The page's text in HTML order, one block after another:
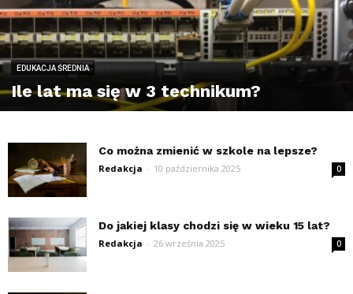
EDUKACJA ŚREDNIA
Ile lat ma się w 3 technikum?
Co można zmienić w szkole na lepsze?
Redakcja - 10 października 2025 0
Do jakiej klasy chodzi się w wieku 15 lat?
Redakcja - 26 września 2025 0